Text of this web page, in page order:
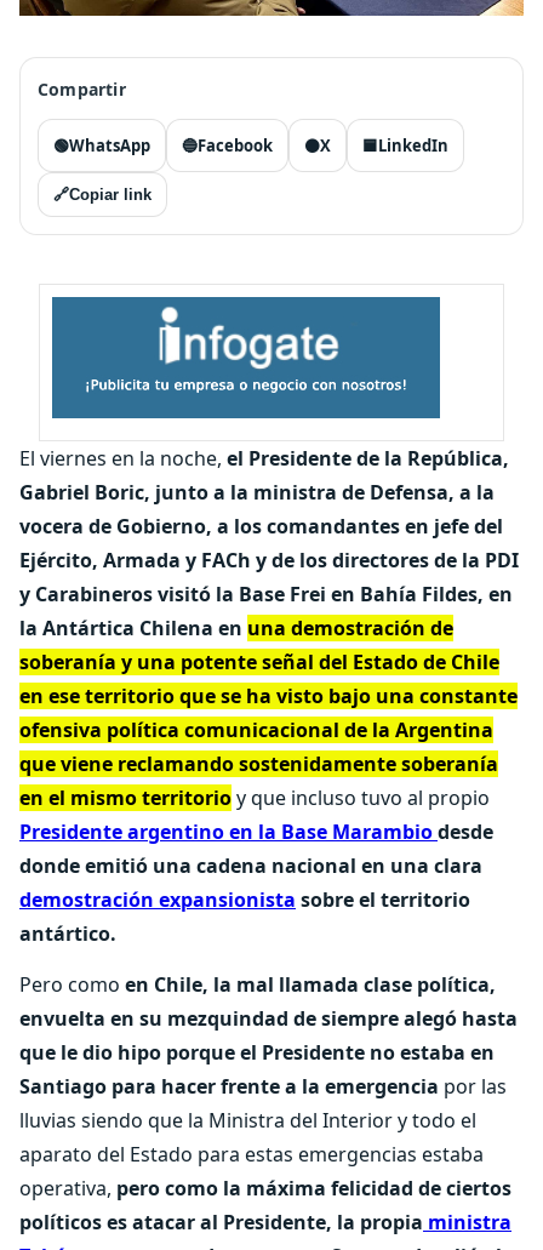
Compartir
🟢WhatsApp 🔵Facebook ⚫X 🟦LinkedIn
🔗Copiar link
El viernes en la noche, el Presidente de la República,
Gabriel Boric, junto a la ministra de Defensa, a la
vocera de Gobierno, a los comandantes en jefe del
Ejército, Armada y FACh y de los directores de la PDI
y Carabineros visitó la Base Frei en Bahía Fildes, en
la Antártica Chilena en una demostración de
soberanía y una potente señal del Estado de Chile
en ese territorio que se ha visto bajo una constante
ofensiva política comunicacional de la Argentina
que viene reclamando sostenidamente soberanía
en el mismo territorioy que incluso tuvo al propio
Presidente argentino en la Base Marambiodesde
donde emitió una cadena nacional en una clara
demostración expansionista sobre el territorio
antártico.
Pero como en Chile, la mal llamada clase política,
envuelta en su mezquindad de siempre alegó hasta
que le dio hipo porque el Presidente no estaba en
Santiago para hacer frente a la emergencia por las
lluvias siendo que la Ministra del Interior y todo el
aparato del Estado para estas emergencias estaba
operativa, pero como la máxima felicidad de ciertos
políticos es atacar al Presidente, la propia ministra